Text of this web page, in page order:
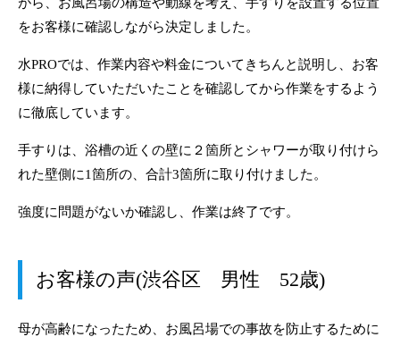
をお客様に確認しながら決定しました。
水PROでは、作業内容や料金についてきちんと説明し、お客
様に納得していただいたことを確認してから作業をするよう
に徹底しています。
手すりは、浴槽の近くの壁に２箇所とシャワーが取り付けら
れた壁側に1箇所の、合計3箇所に取り付けました。
強度に問題がないか確認し、作業は終了です。
お客様の声(渋谷区 男性 52歳)
母が高齢になったため、お風呂場での事故を防止するために